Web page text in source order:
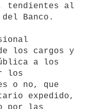
tendientes al
Banco.
los cargos y
a los
los
o no, que
expedido,